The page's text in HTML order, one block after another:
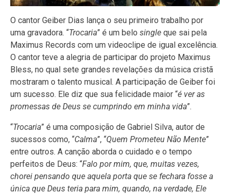
O cantor Geiber Dias lança o seu primeiro trabalho por
uma gravadora. “Trocaria” é um belo single que sai pela
Maximus Records com um videoclipe de igual excelência.
O cantor teve a alegria de participar do projeto Maximus
Bless, no qual sete grandes revelações da música cristã
mostraram o talento musical. A participação de Geiber foi
um sucesso. Ele diz que sua felicidade maior “é ver as
promessas de Deus se cumprindo em minha vida”.
“Trocaria” é uma composição de Gabriel Silva, autor de
sucessos como, “Calma”, “Quem Prometeu Não Mente”
entre outros. A canção aborda o cuidado e o tempo
perfeitos de Deus: “Falo por mim, que, muitas vezes,
chorei pensando que aquela porta que se fechara fosse a
única que Deus teria para mim, quando, na verdade, Ele